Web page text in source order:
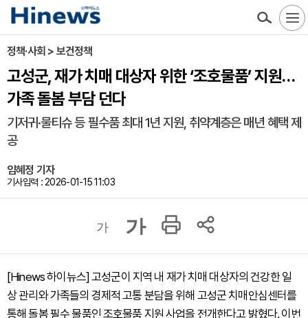
정책·사회 > 보건정책
고성군, 재가 치매 대상자 위한 ‘조호물품’ 지원…
가족 돌봄 부담 던다
기저귀·물티슈 등 필수품 최대 1년 지원, 취약계층은 매년 혜택 제
공
임혜정 기자
기사입력 : 2026-01-15 11:03
가 가
[Hinews 하이뉴스] 고성군이 지역 내 재가 치매 대상자의 건강한 일
상 관리와 가족들의 경제적 고통 분담을 위해 고성군 치매안심센터를
통해 돌봄 필수 물품인 조호물품 지원 사업을 전개한다고 밝혔다. 이번